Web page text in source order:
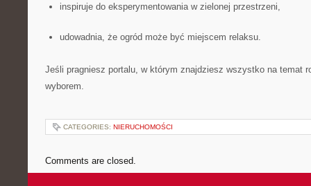
inspiruje do eksperymentowania w zielonej przestrzeni,
udowadnia, że ogród może być miejscem relaksu.
Jeśli pragniesz portalu, w którym znajdziesz wszystko na temat
wyborem.
CATEGORIES: NIERUCHOMOŚCI
Comments are closed.